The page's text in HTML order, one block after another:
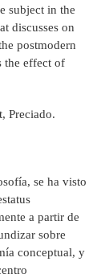
subject in the
discusses on
postmodern
the effect of
Preciado.
se ha visto
a partir de
sobre
conceptual, y